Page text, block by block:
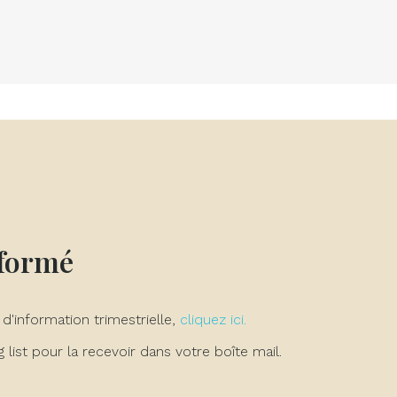
trimestrielle, cliquez ici.
list pour la recevoir dans votre boîte mail.